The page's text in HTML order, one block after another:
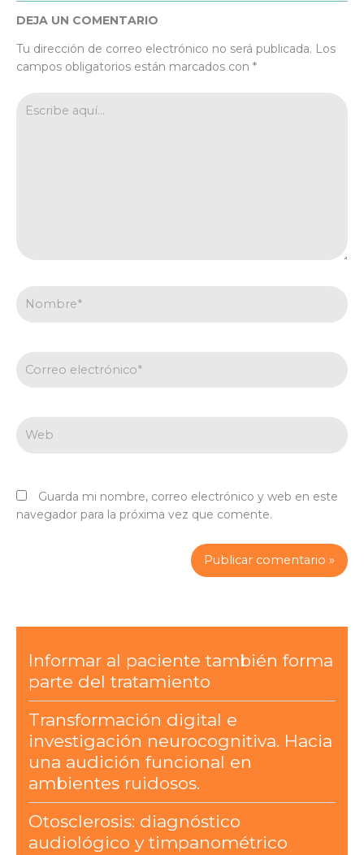
DEJA UN COMENTARIO
Tu dirección de correo electrónico no será publicada. Los
campos obligatorios están marcados con *
electrónico*
Guarda mi nombre, correo electrónico y web en este
navegador para la próxima vez que comente.
Informar al paciente también forma
parte del tratamiento
Transformación digital e
investigación neurocognitiva. Hacia
una audición funcional en
ambientes ruidosos.
Otosclerosis: diagnóstico
audiológico y timpanométrico